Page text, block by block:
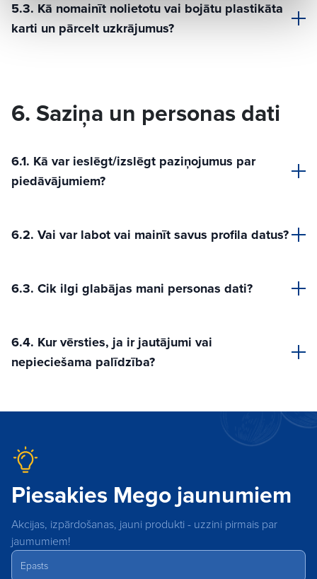
5.3. Kā nomainīt nolietotu vai bojātu plastikāta
karti un pārcelt uzkrājumus?
6. Saziņa un personas dati
6.1. Kā var ieslēgt/izslēgt paziņojumus par
piedāvājumiem?
6.2. Vai var labot vai mainīt savus profila datus?
6.3. Cik ilgi glabājas mani personas dati?
6.4. Kur vērsties, ja ir jautājumi vai
nepieciešama palīdzība?
Piesakies Mego jaunumiem
Akcijas, izpārdošanas, jauni produkti - uzzini pirmais par
jaumumiem!